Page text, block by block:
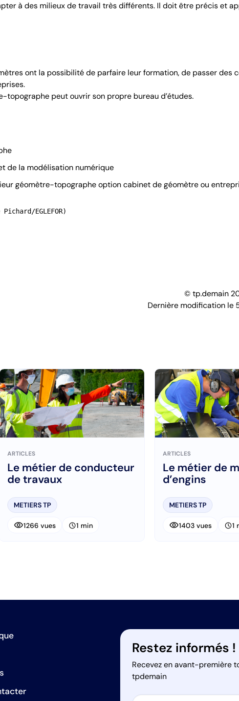
à des milieux de travail très différents. Il doit être précis et
ont la possibilité de parfaire leur formation, de passer des
topographe peut ouvrir son propre bureau d’études.
de la modélisation numérique
géomètre-topographe option cabinet de géomètre ou
EGLEFOR)
© tp.demain
Dernière modification le
ARTICLES
Le métier de conducteur
de travaux
METIERS TP
visibility1266 vues schedule1 min
ARTICLES
Le métier de
d’engins
METIERS TP
visibility1403 vues schedule1
Restez informés !
Recevez en avant-première
tpdemain